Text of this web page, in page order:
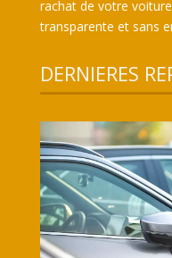
rachat de votre
transparente et sans
DERNIERES